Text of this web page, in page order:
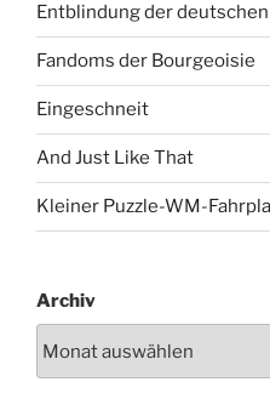
Entblindung der
Fandoms der Bourgeoisie
Eingeschneit
And Just Like That
Kleiner Puzzle-WM-
Archiv